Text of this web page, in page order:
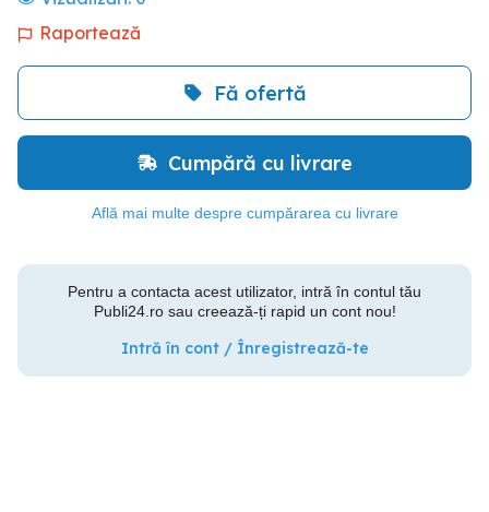
Raportează
Fă ofertă
Cumpără cu livrare
Află mai multe despre cumpărarea cu livrare
Pentru a contacta acest utilizator, intră în contul tău
Publi24.ro sau creează-ți rapid un cont nou!
Intră în cont / Înregistrează-te